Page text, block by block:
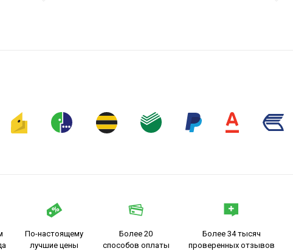
По-настоящему
лучшие цены
Более 20
способов оплаты
Более 34 тысяч
проверенных отзывов